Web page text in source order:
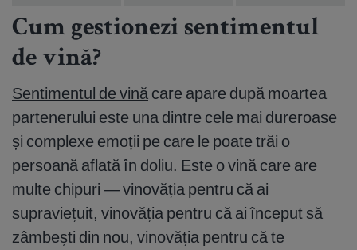
Cum gestionezi sentimentul
de vină?
Sentimentul de vină care apare după moartea
partenerului este una dintre cele mai dureroase
și complexe emoții pe care le poate trăi o
persoană aflată în doliu. Este o vină care are
multe chipuri — vinovăția pentru că ai
supraviețuit, vinovăția pentru că ai început să
zâmbești din nou, vinovăția pentru că te